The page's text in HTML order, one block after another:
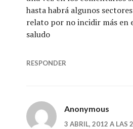
hasta habrá algunos
relato por no incidir más en
saludo
RESPONDER
Anonymous
3 ABRIL, 2012 A LAS